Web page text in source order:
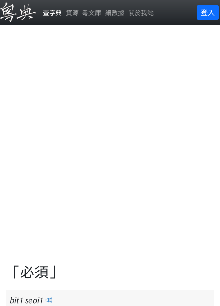
查字典 資源 粵文庫 細數據 關於我哋 登入
「必須」
bit1 seoi1